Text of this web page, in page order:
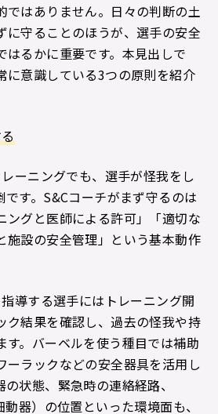
ではありません。日々の判断の土
に守ることのほうが、選手の安全
はるかに重要です。本見出しで
に意識している3つの原則を紹介
ーニングでも、選手が怪我をし
です。S&Cコーチがまず守るのは
ングと医師による許可」「適切な
施設の安全管理」という基本動作
。
導する選手にはトレーニング開
ク結果を確認し、過去の怪我や持
す。バーベルを使う種目では補助
ーラックなどの安全器具を活用し
状態、緊急時の連絡経路、
器）の位置といった環境面も、